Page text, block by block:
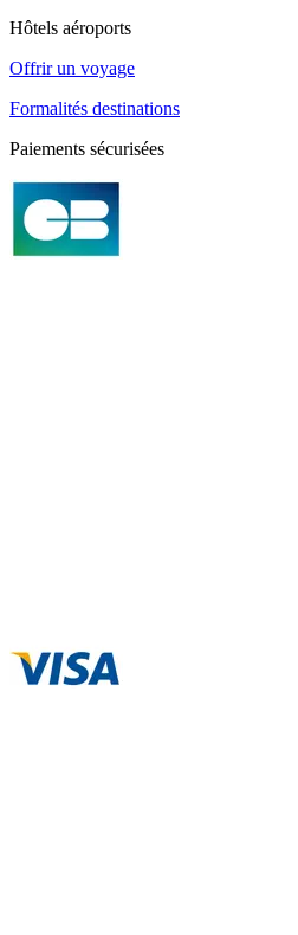
Hôtels aéroports
Offrir un voyage
Formalités destinations
Paiements sécurisées